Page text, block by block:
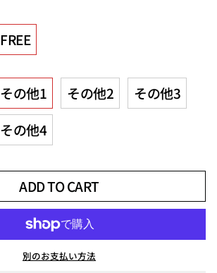
FREE
その他1 その他2
その他3
その他4
ADD TO CART
別のお支払い方法